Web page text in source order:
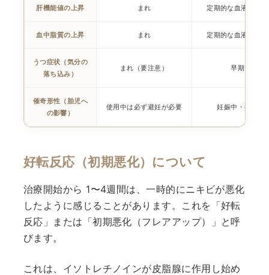
肝機能値の上昇 まれ 定期的な血液検査
血中脂質の上昇 まれ 定期的な血液検査
うつ症状（気分の
落ち込み）
まれ（要注意） 早期に医師
催奇形性（胎児へ
の影響）
使用中は必ず避妊が必要 妊娠中・授乳中
好転反応（初期悪化）について
治療開始から 1〜4週間は、一時的にニキビが悪化
したように感じることがあります。これを「好転
反応」または「初期悪化（フレアアップ）」と呼
びます。
これは、イソトレチノインが皮脂腺に作用し始め